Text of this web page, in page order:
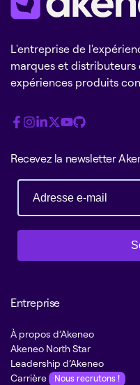
L'entreprise de
marques et
expériences produits
Recevez la newsletter
Entreprise
À propos d’Akeneo
Akeneo North Star
Leadership d’Akeneo
Carrière
Nous recrutons !